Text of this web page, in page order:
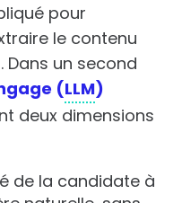
pour
le contenu
Dans un second
(LLM)
deux dimensions
de la candidate à